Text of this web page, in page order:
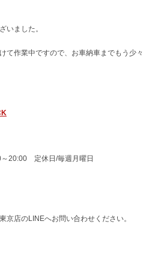
いました。
て作業中ですので、お車納車までもう少々
20:00 定休日/毎週月曜日
京店のLINEへお問い合わせください。